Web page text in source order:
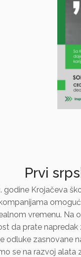
Prvi
godine Krojačeva
vremenu. Na
da prate napredak
odluke zasnovane
se na razvoj alata